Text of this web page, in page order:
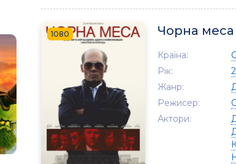
1080 Чорна меса
Країна:
Рік:
Жанр:
Режисер:
Актори: